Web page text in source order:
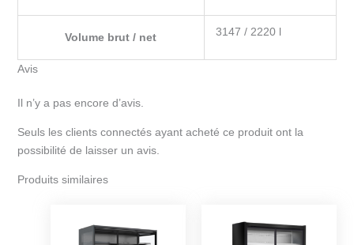
Volume brut / net 3147 / 2220 l
Avis
Il n’y a pas encore d’avis.
Seuls les clients connectés ayant acheté ce produit ont la
possibilité de laisser un avis.
Produits similaires